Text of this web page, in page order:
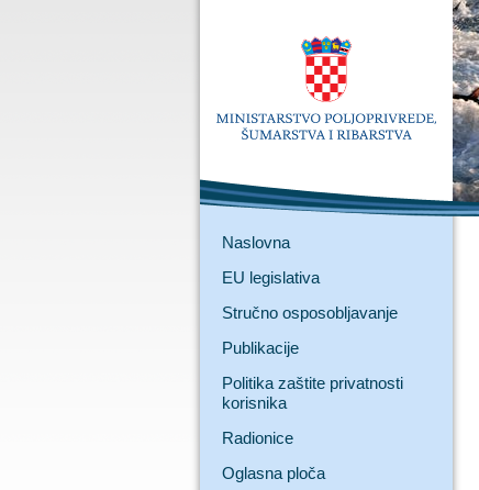
Naslovna
EU legislativa
Stručno osposobljavanje
Publikacije
Politika zaštite privatnosti
korisnika
Radionice
Oglasna ploča